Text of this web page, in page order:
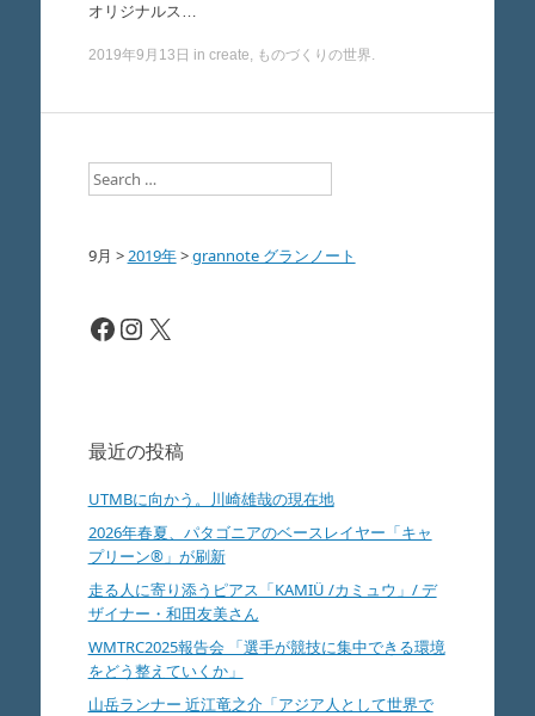
オリジナルス…
2019年9月13日 in create, ものづくりの世界.
Search
9月 >2019年>grannote グランノート
Facebook
Instagram
X
最近の投稿
UTMBに向かう。川崎雄哉の現在地
2026年春夏、パタゴニアのベースレイヤー「キャ
プリーン®」が刷新
走る人に寄り添うピアス「KAMIÜ /カミュウ」/ デ
ザイナー・和田友美さん
WMTRC2025報告会 「選手が競技に集中できる環境
をどう整えていくか」
山岳ランナー 近江竜之介「アジア人として世界で